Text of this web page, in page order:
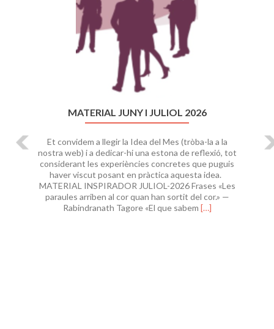
MATERIAL JUNY I JULIOL 2026
Et convidem a llegir la Idea del Mes (tròba-la a la
nostra web) i a dedicar-hi una estona de reflexió, tot
considerant les experiències concretes que puguis
haver viscut posant en pràctica aquesta idea.
MATERIAL INSPIRADOR JULIOL-2026 Frases «Les
paraules arriben al cor quan han sortit del cor.» —
Rabindranath Tagore «El que sabem Leer
[…]